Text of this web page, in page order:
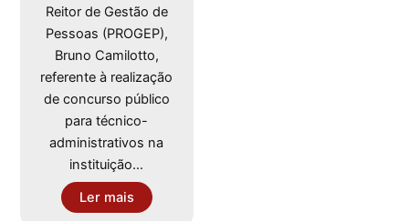
Reitor de Gestão de
Pessoas (PROGEP),
Bruno Camilotto,
referente à realização
de concurso público
para técnico-
administrativos na
instituição…
Ler mais